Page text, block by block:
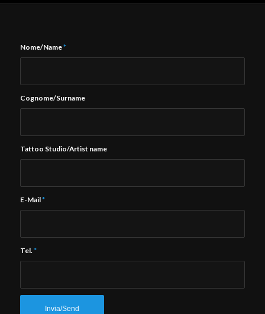
Nome/Name*
Cognome/Surname
Tattoo Studio/Artist name
E-Mail*
Tel.*